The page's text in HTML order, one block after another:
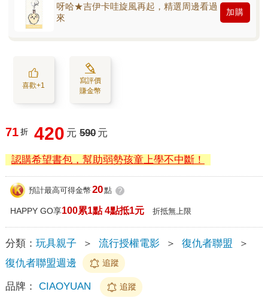
呀哈★吉伊卡哇旋風再起，精選周邊看過
來
加購
喜歡+1
寫評價
賺金幣
71 折 420 元 590 元
認購希望書包，幫助弱勢孩童上學不中斷！
預計最高可得金幣 20點 ?
HAPPY GO享100累1點 4點抵1元 折抵無上限
分類： 玩具親子 ＞ 流行授權電影 ＞ 復仇者聯盟
＞
復仇者聯盟週邊
追蹤
品牌： CIAOYUAN 追蹤